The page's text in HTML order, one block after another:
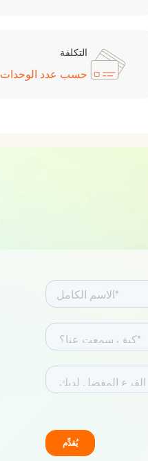
التكلفة
حسب عدد الوحدات